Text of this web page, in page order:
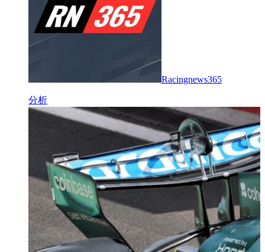
Racingnews365
分析